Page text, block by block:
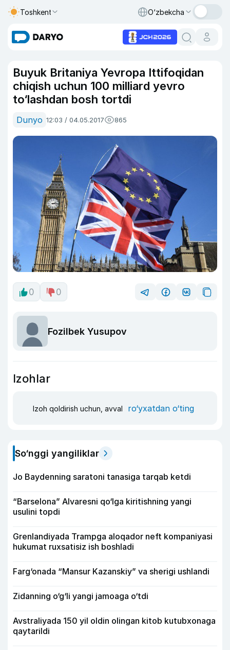
Toshkent O‘zbekcha
Buyuk Britaniya Yevropa Ittifoqidan
chiqish uchun 100 milliard yevro
to‘lashdan bosh tortdi
Dunyo 12:03 / 04.05.2017 865
0 0
Fozilbek Yusupov
Izohlar
Izoh qoldirish uchun, avval ro‘yxatdan o‘ting
So‘nggi yangiliklar
Jo Baydenning saratoni tanasiga tarqab ketdi
“Barselona” Alvaresni qo‘lga kiritishning yangi
usulini topdi
Grenlandiyada Trampga aloqador neft kompaniyasi
hukumat ruxsatisiz ish boshladi
Farg‘onada “Mansur Kazanskiy” va sherigi ushlandi
Zidanning o‘g‘li yangi jamoaga o‘tdi
Avstraliyada 150 yil oldin olingan kitob kutubxonaga
qaytarildi